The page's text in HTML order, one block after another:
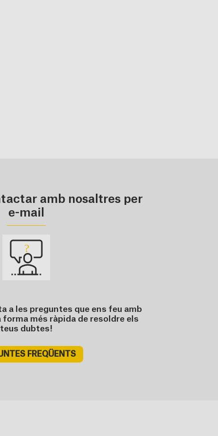
amb nosaltres per
e-mail
a les preguntes que ens feu amb
forma més ràpida de resoldre els
teus dubtes!
FREQÜENTS